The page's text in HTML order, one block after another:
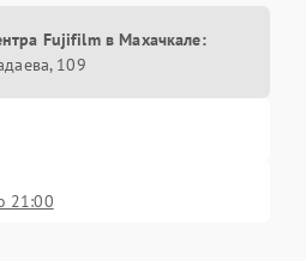
Fujifilm в Махачкале:
109
21:00